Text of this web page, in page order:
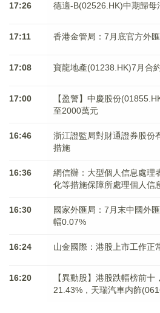
17:26 德適-B(02526.HK)中期歸
17:11 香港金管局：7月底官方外
17:08 寶龍地產(01238.HK)7月合
17:00
【盈警】中慶股份
至2000萬元
16:46
浙江證監局對財通證券股份
措施
16:36
網信辦：大型個人信息處理
化等措施保障所處理個人信
16:30
國家外匯局：7月末中國外
幅0.07%
16:24 山金國際：港股上市工作正
16:20
【異動股】港股跌幅榜前
21.43%，天瑞汽車内飾